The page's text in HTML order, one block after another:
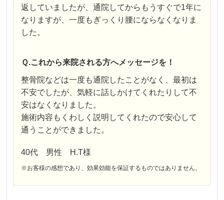
返していましたが、通院してからもうすぐで1年に
なりますが、一度もぎっくり腰にならなくなりま
した。
Ｑ.これから来院される方へメッセージを！
整骨院などは一度も通院したことがなく、最初は
不安でしたが、気軽に話しかけてくれたりして不
安はなくなりました。
施術内容もくわしく説明してくれたので安心して
通うことができました。
40代 男性 H.T様
※お客様の感想であり、効果効能を保証するものではありません。